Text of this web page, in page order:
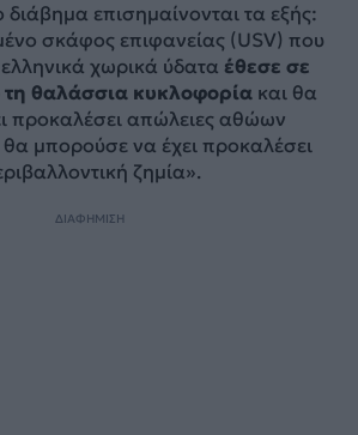
επισημαίνονται τα εξής:
σκάφος επιφανείας (USV) που
χωρικά ύδατα έθεσε σε
θαλάσσια κυκλοφορίακαι θα
προκαλέσει απώλειες αθώων
μπορούσε να έχει προκαλέσει
ζημία».
ΔΙΑΦΗΜΙΣΗ